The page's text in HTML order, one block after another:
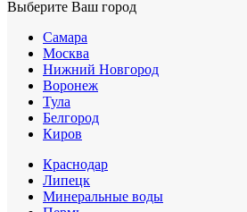
Выберите Ваш город
Самара
Москва
Нижний Новгород
Воронеж
Тула
Белгород
Киров
Краснодар
Липецк
Минеральные воды